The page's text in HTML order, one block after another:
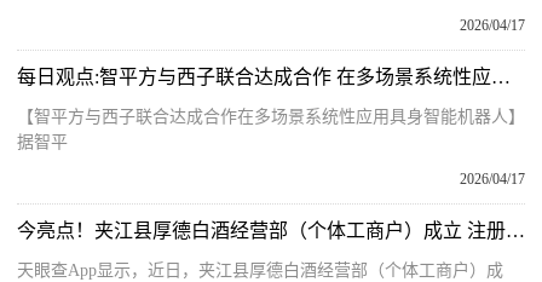
2026/04/17
每日观点:智平方与西子联合达成合作 在多场景系统性应用具身智能机器人
【智平方与西子联合达成合作在多场景系统性应用具身智能机器人】
据智平
2026/04/17
今亮点！夹江县厚德白酒经营部（个体工商户）成立 注册资本10万人民币
天眼查App显示，近日，夹江县厚德白酒经营部（个体工商户）成